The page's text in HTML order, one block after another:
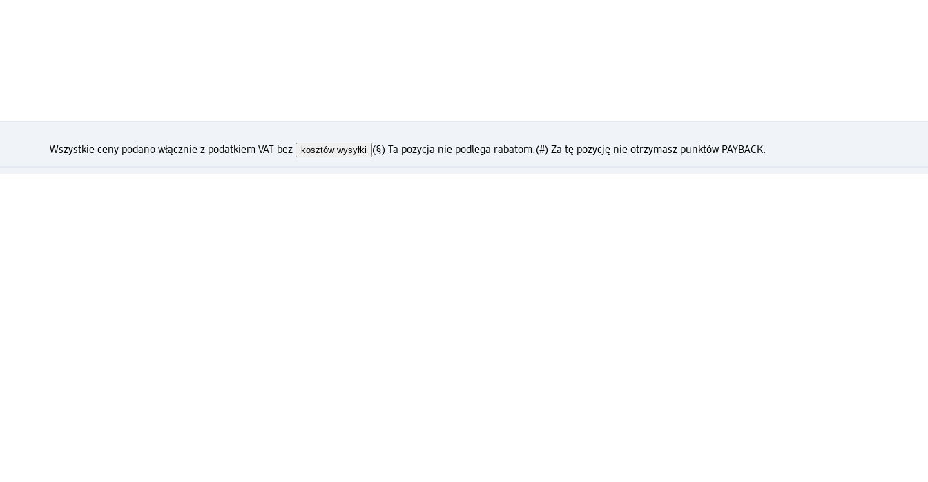
Wszystkie ceny podano włącznie z podatkiem VAT bez kosztów wysyłki (§) Ta pozycja nie podlega rabatom.(#) Za tę pozycję nie otrzymasz punktów PAYBACK.